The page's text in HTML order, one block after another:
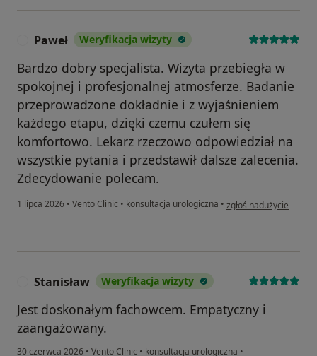
Paweł Weryfikacja wizyty
Bardzo dobry specjalista. Wizyta przebiegła w
spokojnej i profesjonalnej atmosferze. Badanie
przeprowadzone dokładnie i z wyjaśnieniem
każdego etapu, dzięki czemu czułem się
komfortowo. Lekarz rzeczowo odpowiedział na
wszystkie pytania i przedstawił dalsze zalecenia.
Zdecydowanie polecam.
1 lipca 2026 • Vento Clinic • konsultacja urologiczna • w opinii użytkownika
zgłoś nadużycie
Stanisław Weryfikacja wizyty
Jest doskonałym fachowcem. Empatyczny i
zaangażowany.
30 czerwca 2026 • Vento Clinic • konsultacja urologiczna •